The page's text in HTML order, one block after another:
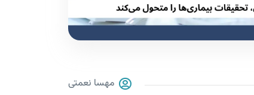
مهسا نعمتی